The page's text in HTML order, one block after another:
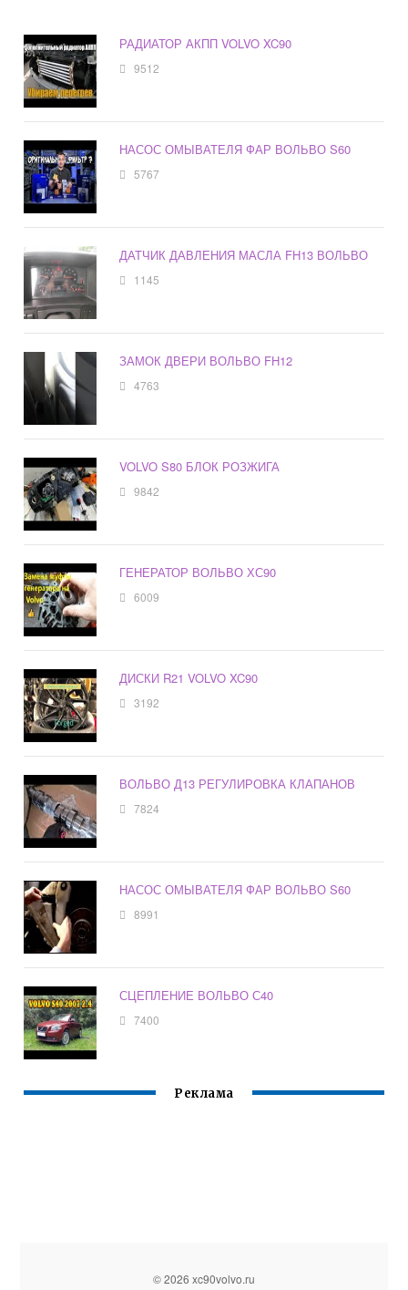
РАДИАТОР АКПП VOLVO XC90
9512
НАСОС ОМЫВАТЕЛЯ ФАР ВОЛЬВО S60
5767
ДАТЧИК ДАВЛЕНИЯ МАСЛА FH13 ВОЛЬВО
1145
ЗАМОК ДВЕРИ ВОЛЬВО FH12
4763
VOLVO S80 БЛОК РОЗЖИГА
9842
ГЕНЕРАТОР ВОЛЬВО ХС90
6009
ДИСКИ R21 VOLVO XC90
3192
ВОЛЬВО Д13 РЕГУЛИРОВКА КЛАПАНОВ
7824
НАСОС ОМЫВАТЕЛЯ ФАР ВОЛЬВО S60
8991
СЦЕПЛЕНИЕ ВОЛЬВО С40
7400
Реклама
© 2026 xc90volvo.ru